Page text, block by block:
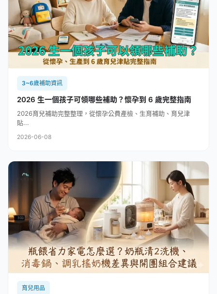
3~6歲補助資訊
2026 生一個孩子可領哪些補助？懷孕到 6 歲完整指南
2026育兒補助完整整理，從懷孕公費產檢、生育補助、育兒津
貼...
2026-06-08
育兒用品